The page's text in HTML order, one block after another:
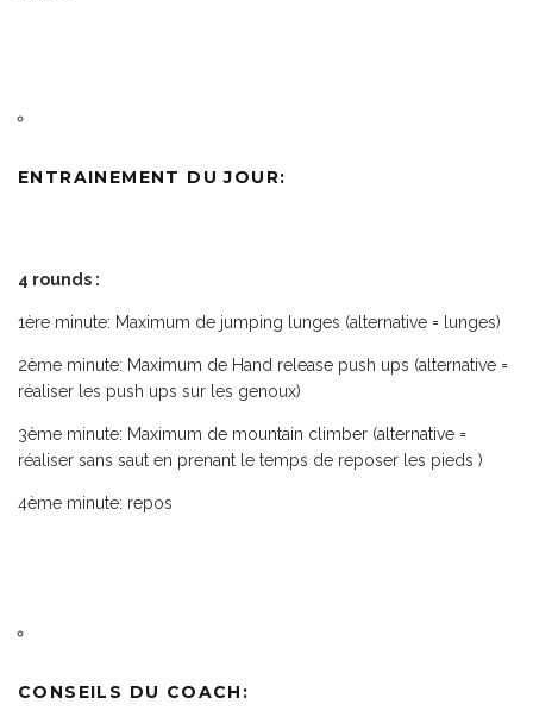
ENTRAINEMENT DU JOUR:
4 rounds :
1ère minute: Maximum de jumping lunges (alternative = lunges)
2ème minute: Maximum de Hand release push ups (alternative =
réaliser les push ups sur les genoux)
3ème minute: Maximum de mountain climber (alternative =
réaliser sans saut en prenant le temps de reposer les pieds )
4ème minute: repos
CONSEILS DU COACH: